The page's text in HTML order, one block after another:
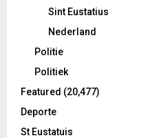
Sint Eustatius
Nederland
Politie
Politiek
Featured (20,477)
Deporte
St Eustatuis